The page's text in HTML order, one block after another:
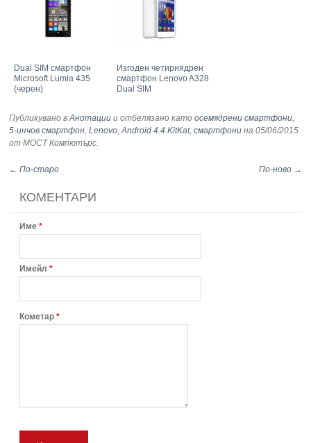
Dual SIM смартфон
Microsoft Lumia 435
(черен)
Изгоден четириядрен
смартфон Lenovo A328
Dual SIM
Публикувано вАнотации и отбелязано катоосемядрени смартфони,
5-инчов смартфон,Lenovo,Android 4.4 KitKat,смартфони на 05/06/2015
от МОСТ Компютърс.
← По-старо По-ново →
КОМЕНТАРИ
Име *
Имейл *
Кометар *